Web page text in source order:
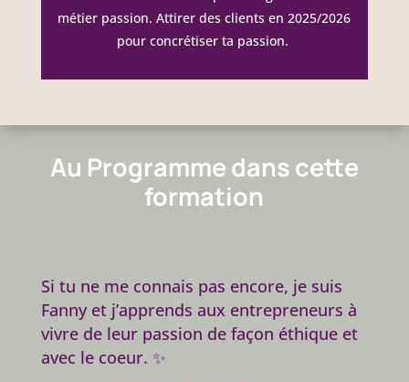
métier passion. Attirer des clients en 2025/2026
pour concrétiser ta passion.
Au Programme dans cette
formation
Si tu ne me connais pas encore, je suis
Fanny et j’apprends aux entrepreneurs à
vivre de leur passion de façon éthique et
avec le coeur. ✨